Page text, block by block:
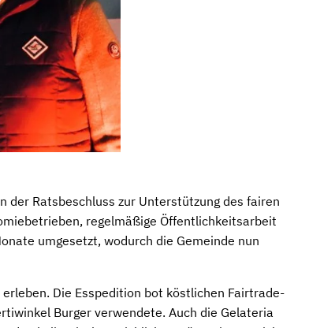
der Ratsbeschluss zur Unterstützung des fairen
regelmäßige Öffentlichkeitsarbeit
umgesetzt, wodurch die Gemeinde nun
Die Esspedition bot köstlichen Fairtrade-
Burger verwendete. Auch die Gelateria